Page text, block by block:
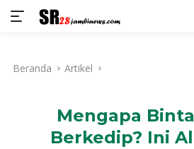
kontenBeranda Artikel
Mengapa
Berkedip? Ini